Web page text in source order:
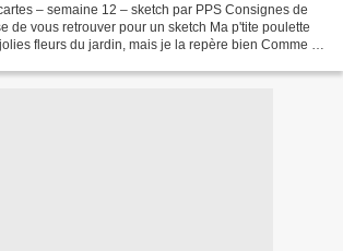
– semaine 12 – sketch par PPS Consignes de
de vous retrouver pour un sketch Ma p'tite poulette
fleurs du jardin, mais je la repère bien Comme le